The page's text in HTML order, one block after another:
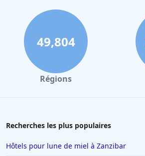
49,804
Régions
Recherches les plus populaires
Hôtels pour lune de miel à Zanzibar